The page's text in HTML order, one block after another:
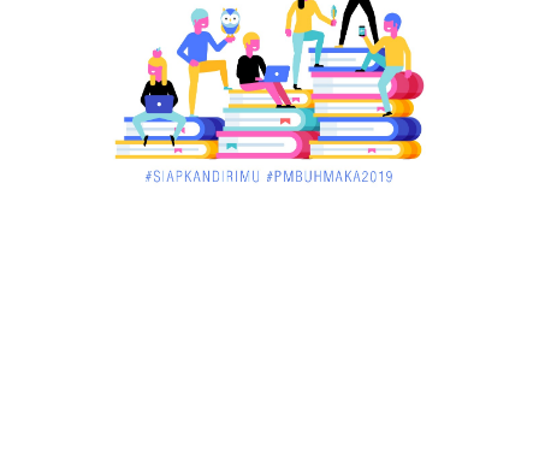
Miris, Bocah 5 Tahun Tenggelam di Hadapan
Ibunya
December 02, 2017
UNCATEGORIZED
Pekan Ini, Dua Emiten Catatkan Obligasi Rp1, 45
Triliun